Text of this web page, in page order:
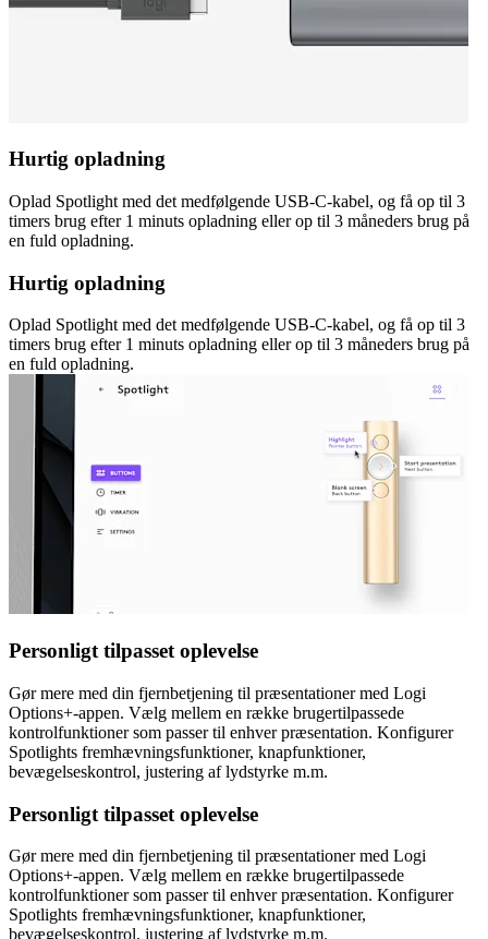
Hurtig opladning
Oplad Spotlight med det medfølgende USB-C-kabel, og få op til 3
timers brug efter 1 minuts opladning eller op til 3 måneders brug på
en fuld opladning.
Hurtig opladning
Oplad Spotlight med det medfølgende USB-C-kabel, og få op til 3
timers brug efter 1 minuts opladning eller op til 3 måneders brug på
en fuld opladning.
Personligt tilpasset oplevelse
Gør mere med din fjernbetjening til præsentationer med Logi
Options+-appen. Vælg mellem en række brugertilpassede
kontrolfunktioner som passer til enhver præsentation. Konfigurer
Spotlights fremhævningsfunktioner, knapfunktioner,
bevægelseskontrol, justering af lydstyrke m.m.
Personligt tilpasset oplevelse
Gør mere med din fjernbetjening til præsentationer med Logi
Options+-appen. Vælg mellem en række brugertilpassede
kontrolfunktioner som passer til enhver præsentation. Konfigurer
Spotlights fremhævningsfunktioner, knapfunktioner,
bevægelseskontrol, justering af lydstyrke m.m.